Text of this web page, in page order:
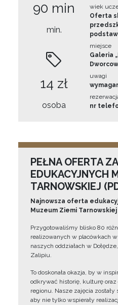
90 min
min.
14 zł
osoba
wiek
Oferta
miejsce
Galeria
uwagi
nr
PEŁNA OFERTA
EDUKACYJNYCH
TARNOWSKIEJ
Najnowsza oferta
Muzeum Ziemi Tarnowskiej
Przygotowaliśmy blisko 80
realizowanych w placówkach
naszych oddziałach w
Zalipiu.
To doskonała okazja, by w
odkrywać historię, kulturę
regionu. Nasze zajęcia zostały
aby nie tylko wspierały